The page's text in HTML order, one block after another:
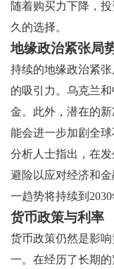
随着购买力下降，
久的选择。
地缘政治紧张局
持续的地缘政治紧
的吸引力。乌克兰
金。此外，潜在的
能会进一步加剧全球
分析人士指出，在
避险以应对经济和
一趋势将持续到
货币政策与利率
货币政策仍然是影
一。在经历了长期